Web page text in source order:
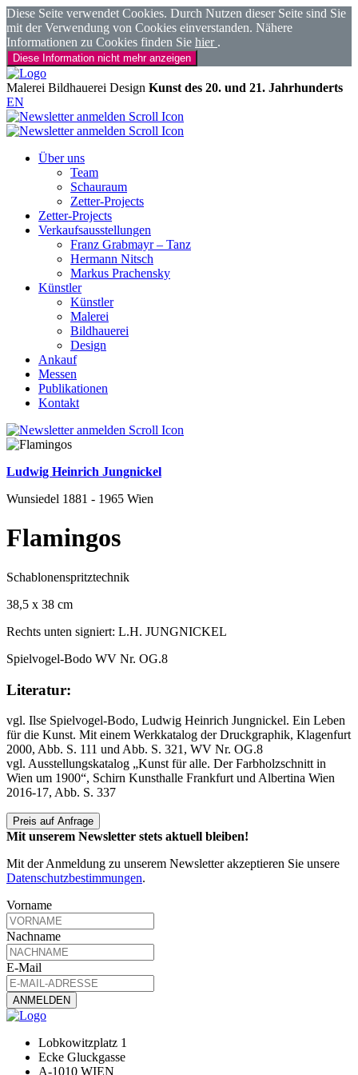
Diese Seite verwendet Cookies. Durch Nutzen dieser Seite sind Sie
mit der Verwendung von Cookies einverstanden. Nähere
Informationen zu Cookies finden Sie hier .
Diese Information nicht mehr anzeigen
Malerei Bildhauerei Design Kunst des 20. und 21. Jahrhunderts
EN
Über uns
Team
Schauraum
Zetter-Projects
Zetter-Projects
Verkaufsausstellungen
Franz Grabmayr – Tanz
Hermann Nitsch
Markus Prachensky
Künstler
Künstler
Malerei
Bildhauerei
Design
Ankauf
Messen
Publikationen
Kontakt
Ludwig Heinrich Jungnickel
Wunsiedel 1881 - 1965 Wien
Flamingos
Schablonenspritztechnik
38,5 x 38 cm
Rechts unten signiert: L.H. JUNGNICKEL
Spielvogel-Bodo WV Nr. OG.8
Literatur:
vgl. Ilse Spielvogel-Bodo, Ludwig Heinrich Jungnickel. Ein Leben
für die Kunst. Mit einem Werkkatalog der Druckgraphik, Klagenfurt
2000, Abb. S. 111 und Abb. S. 321, WV Nr. OG.8
vgl. Ausstellungskatalog „Kunst für alle. Der Farbholzschnitt in
Wien um 1900“, Schirn Kunsthalle Frankfurt und Albertina Wien
2016-17, Abb. S. 337
Preis auf Anfrage
Mit unserem Newsletter stets aktuell bleiben!
Mit der Anmeldung zu unserem Newsletter akzeptieren Sie unsere
Datenschutzbestimmungen.
Vorname
Nachname
E-Mail
Lobkowitzplatz 1
Ecke Gluckgasse
A-1010 WIEN